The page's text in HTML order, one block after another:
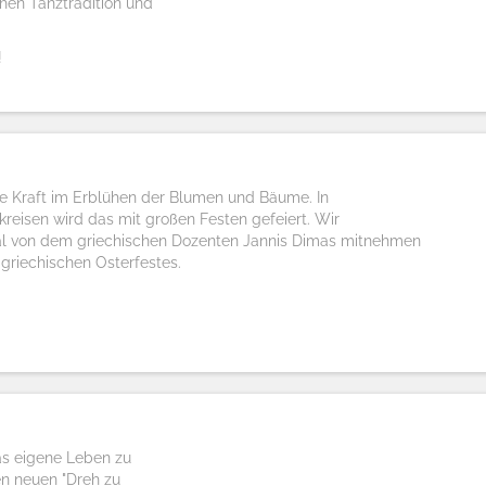
Kraft im Erblühen der Blumen und Bäume. In
wird das mit großen Festen gefeiert. Wir
von dem griechischen Dozenten Jannis Dimas mitnehmen
Osterfestes.
eigene Leben zu
neuen "Dreh zu